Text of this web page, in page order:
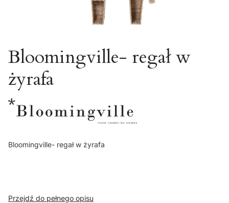
Bloomingville- regał w
żyrafa
Bloomingville- regał w żyrafa
Przejdź do pełnego opisu